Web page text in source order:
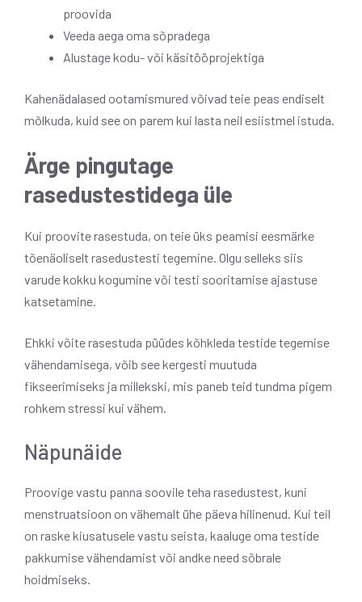
proovida
Veeda aega oma sõpradega
Alustage kodu- või käsitööprojektiga
Kahenädalased ootamismured võivad teie peas endiselt
mõlkuda, kuid see on parem kui lasta neil esiistmel istuda.
Ärge pingutage
rasedustestidega üle
Kui proovite rasestuda, on teie üks peamisi eesmärke
tõenäoliselt rasedustesti tegemine. Olgu selleks siis
varude kokku kogumine või testi sooritamise ajastuse
katsetamine.
Ehkki võite rasestuda püüdes kõhkleda testide tegemise
vähendamisega, võib see kergesti muutuda
fikseerimiseks ja millekski, mis paneb teid tundma pigem
rohkem stressi kui vähem.
Näpunäide
Proovige vastu panna soovile teha rasedustest, kuni
menstruatsioon on vähemalt ühe päeva hilinenud. Kui teil
on raske kiusatusele vastu seista, kaaluge oma testide
pakkumise vähendamist või andke need sõbrale
hoidmiseks.